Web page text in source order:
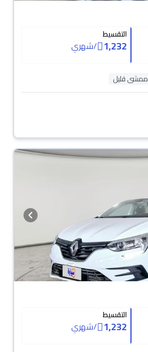
التقسيط
1,232
/شهري
ممشى قليل
التقسيط
1,232
/شهري